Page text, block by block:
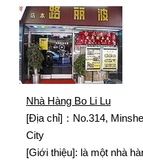
Nhà Hàng Bo Li Lu
[Địa chỉ]：No.314,
City
[Giới thiệu]: là một nhà